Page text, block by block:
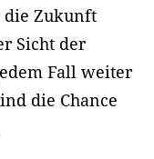
die Zukunft
Sicht der
Fall weiter
die Chance